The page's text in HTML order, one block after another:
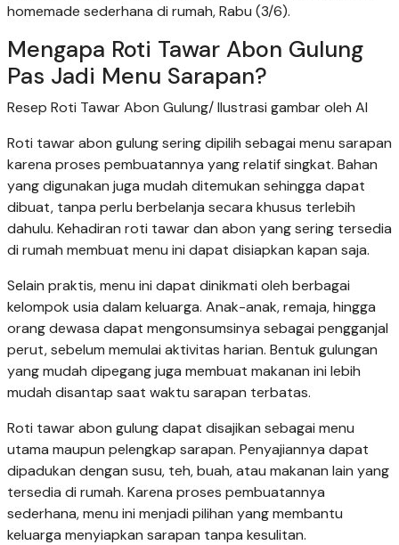
homemade sederhana di rumah, Rabu (3/6).
Mengapa Roti Tawar Abon Gulung
Pas Jadi Menu Sarapan?
Resep Roti Tawar Abon Gulung/ Ilustrasi gambar oleh AI
Roti tawar abon gulung sering dipilih sebagai menu sarapan
karena proses pembuatannya yang relatif singkat. Bahan
yang digunakan juga mudah ditemukan sehingga dapat
dibuat, tanpa perlu berbelanja secara khusus terlebih
dahulu. Kehadiran roti tawar dan abon yang sering tersedia
di rumah membuat menu ini dapat disiapkan kapan saja.
Selain praktis, menu ini dapat dinikmati oleh berbagai
kelompok usia dalam keluarga. Anak-anak, remaja, hingga
orang dewasa dapat mengonsumsinya sebagai pengganjal
perut, sebelum memulai aktivitas harian. Bentuk gulungan
yang mudah dipegang juga membuat makanan ini lebih
mudah disantap saat waktu sarapan terbatas.
Roti tawar abon gulung dapat disajikan sebagai menu
utama maupun pelengkap sarapan. Penyajiannya dapat
dipadukan dengan susu, teh, buah, atau makanan lain yang
tersedia di rumah. Karena proses pembuatannya
sederhana, menu ini menjadi pilihan yang membantu
keluarga menyiapkan sarapan tanpa kesulitan.